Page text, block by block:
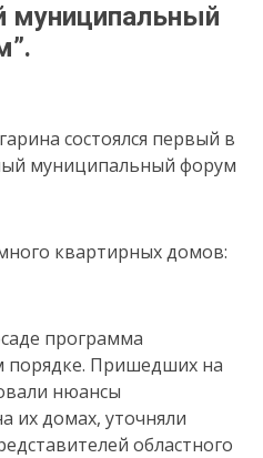
муниципальный
состоялся первый в
муниципальный форум
квартирных домов:
программа
порядке. Пришедших на
нюансы
их домах, уточняли
областного